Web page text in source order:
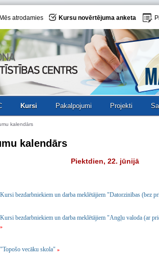
Mēs atrodamies Kursu novērtējuma anketa
Kursi Pakalpojumi Projekti
kalendārs
kalendārs
Piektdien, 22. jūnijā
Kursi bezdarbniekiem un darba meklētājiem "Datorzinības (bez
Kursi bezdarbniekiem un darba meklētājiem "Angļu valoda (ar
»
"Topošo vecāku skola" »